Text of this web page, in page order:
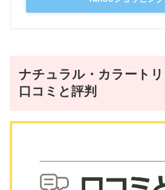
ナチュラル・カラートリ
口コミと評判